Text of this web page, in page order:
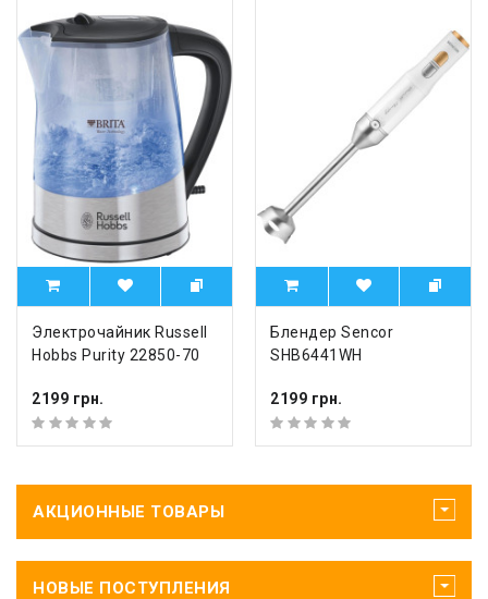
Электрочайник Russell
Hobbs Purity 22850-70
2199 грн.
Блендер Sencor
SHB6441WH
2199 грн.
АКЦИОННЫЕ ТОВАРЫ
НОВЫЕ ПОСТУПЛЕНИЯ